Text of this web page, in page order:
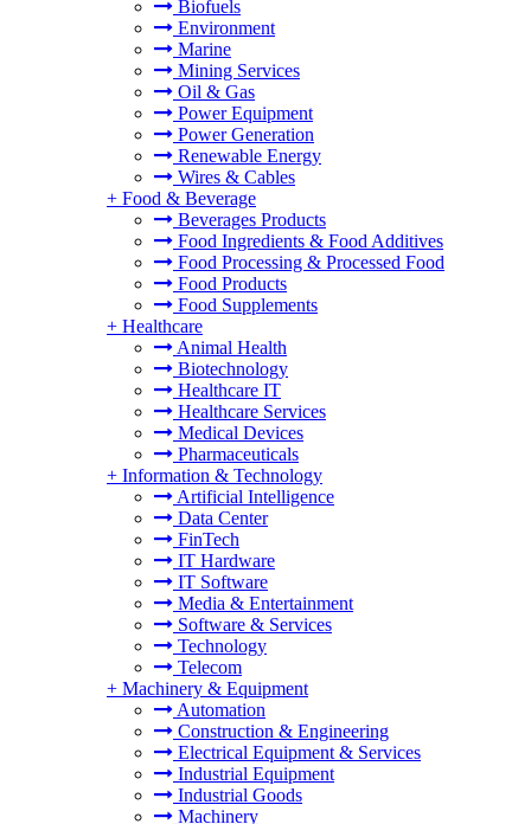
Biofuels
Environment
Marine
Mining Services
Oil & Gas
Power Equipment
Power Generation
Renewable Energy
Wires & Cables
+ Food & Beverage
Beverages Products
Food Ingredients & Food Additives
Food Processing & Processed Food
Food Products
Food Supplements
+ Healthcare
Animal Health
Biotechnology
Healthcare IT
Healthcare Services
Medical Devices
Pharmaceuticals
+ Information & Technology
Artificial Intelligence
Data Center
FinTech
IT Hardware
IT Software
Media & Entertainment
Software & Services
Technology
Telecom
+ Machinery & Equipment
Automation
Construction & Engineering
Electrical Equipment & Services
Industrial Equipment
Industrial Goods
Machinery